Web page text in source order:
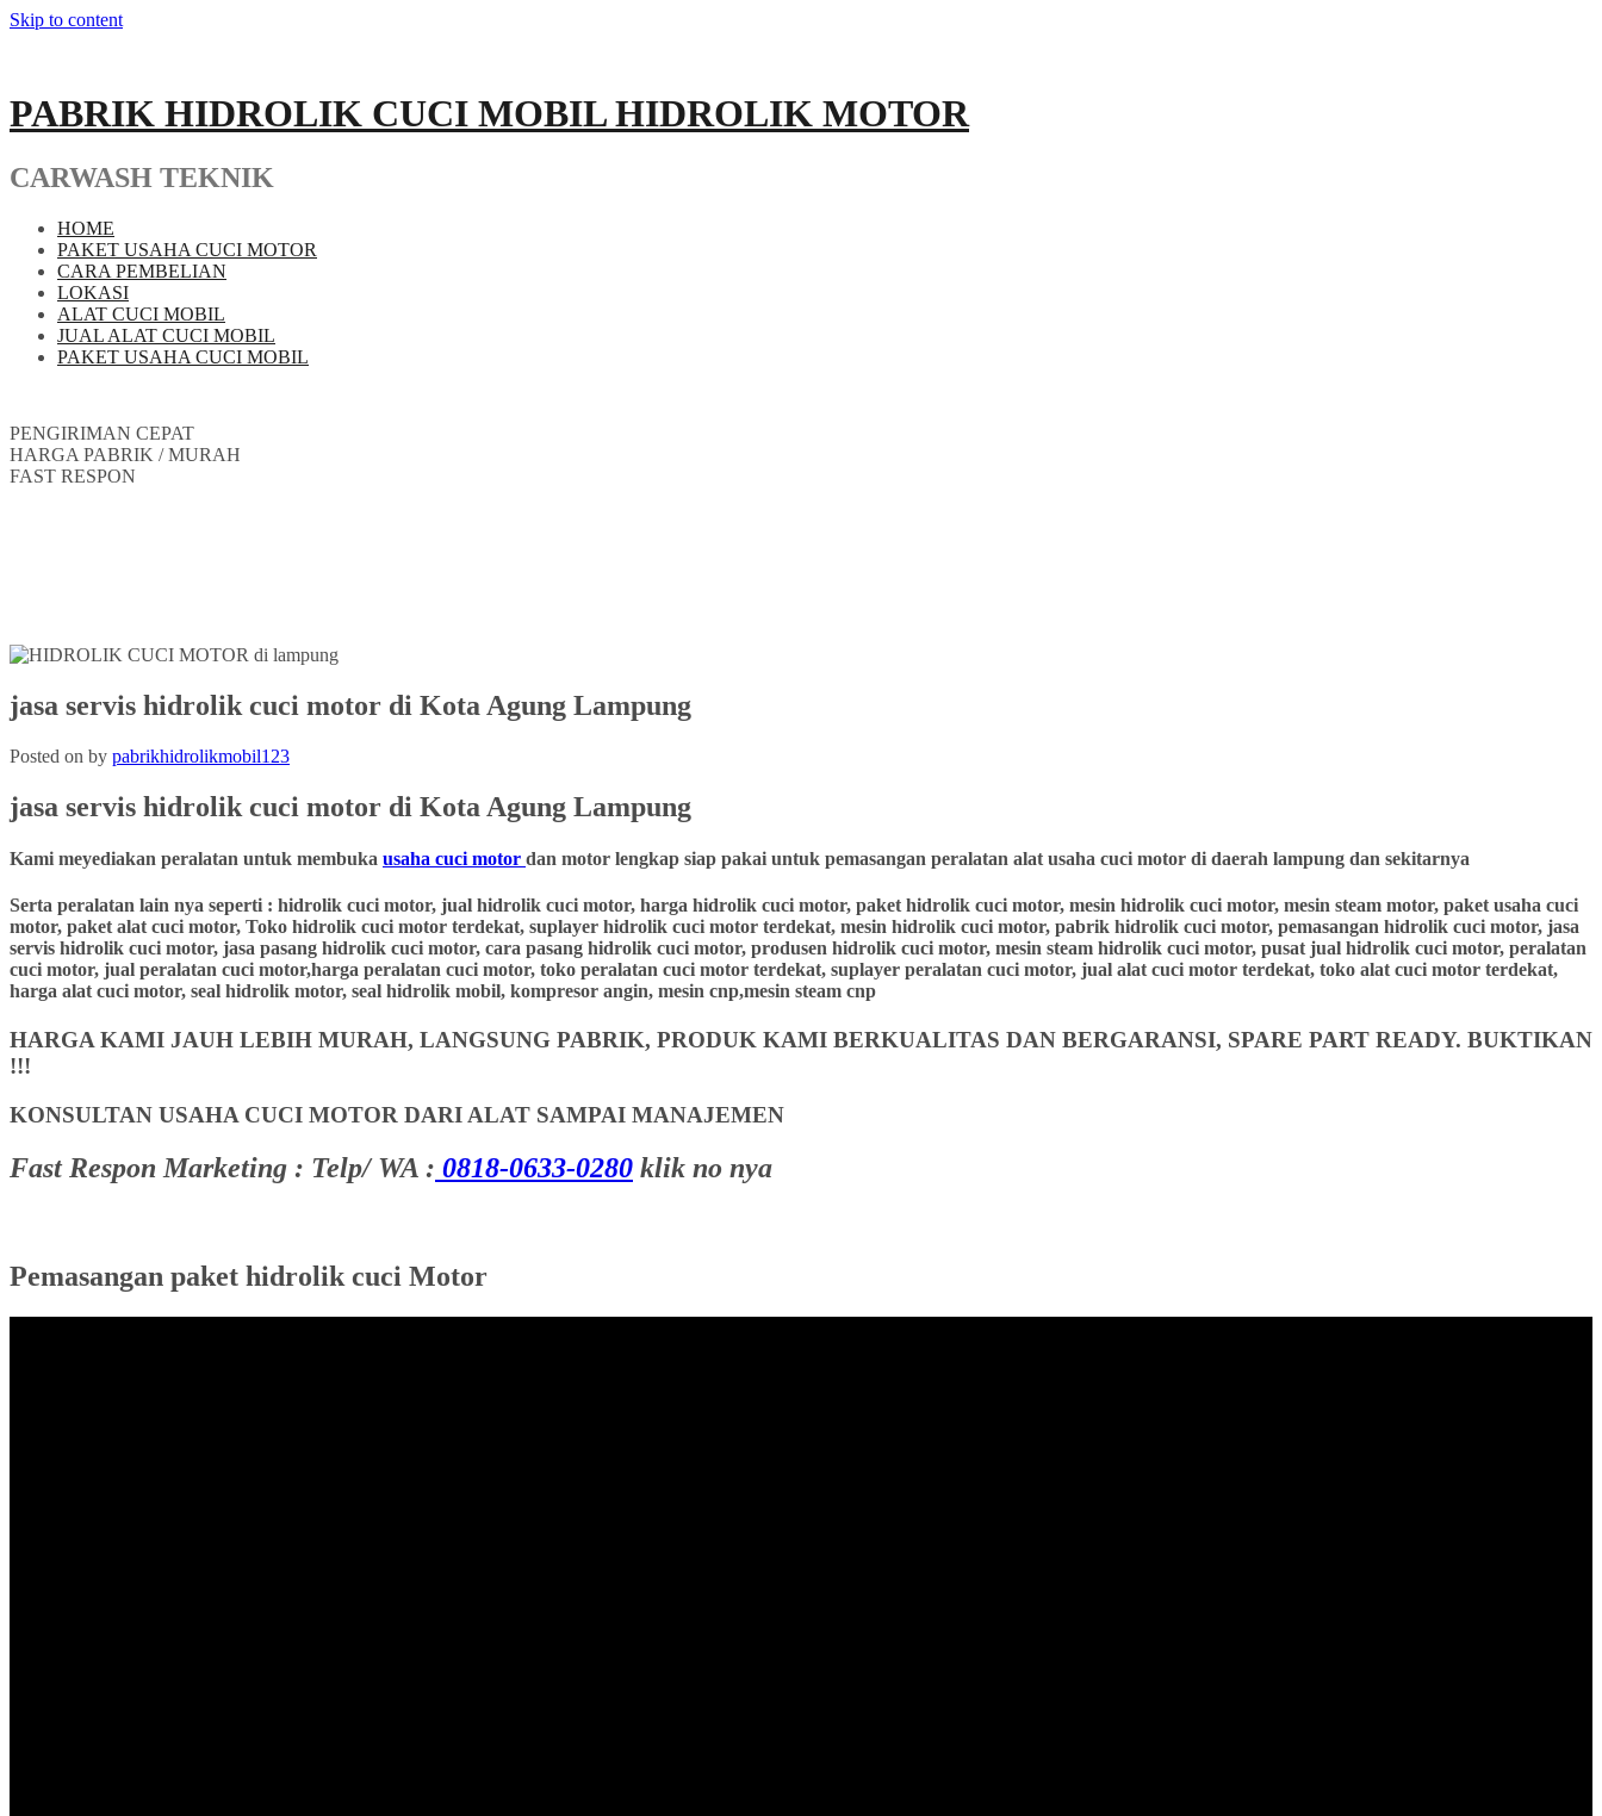
Skip to content
PABRIK HIDROLIK CUCI MOBIL HIDROLIK MOTOR
CARWASH TEKNIK
HOME
PAKET USAHA CUCI MOTOR
CARA PEMBELIAN
LOKASI
ALAT CUCI MOBIL
JUAL ALAT CUCI MOBIL
PAKET USAHA CUCI MOBIL
PENGIRIMAN CEPAT
HARGA PABRIK / MURAH
FAST RESPON
jasa servis hidrolik cuci motor di Kota Agung Lampung
Posted on by pabrikhidrolikmobil123
jasa servis hidrolik cuci motor di Kota Agung Lampung
Kami meyediakan peralatan untuk membuka usaha cuci motor dan motor lengkap siap pakai untuk pemasangan peralatan alat usaha cuci motor di daerah lampung dan sekitarnya
Serta peralatan lain nya seperti : hidrolik cuci motor, jual hidrolik cuci motor, harga hidrolik cuci motor, paket hidrolik cuci motor, mesin hidrolik cuci motor, mesin steam motor, paket usaha cuci
motor, paket alat cuci motor, Toko hidrolik cuci motor terdekat, suplayer hidrolik cuci motor terdekat, mesin hidrolik cuci motor, pabrik hidrolik cuci motor, pemasangan hidrolik cuci motor, jasa
servis hidrolik cuci motor, jasa pasang hidrolik cuci motor, cara pasang hidrolik cuci motor, produsen hidrolik cuci motor, mesin steam hidrolik cuci motor, pusat jual hidrolik cuci motor, peralatan
cuci motor, jual peralatan cuci motor,harga peralatan cuci motor, toko peralatan cuci motor terdekat, suplayer peralatan cuci motor, jual alat cuci motor terdekat, toko alat cuci motor terdekat,
harga alat cuci motor, seal hidrolik motor, seal hidrolik mobil, kompresor angin, mesin cnp,mesin steam cnp
HARGA KAMI JAUH LEBIH MURAH, LANGSUNG PABRIK, PRODUK KAMI BERKUALITAS DAN BERGARANSI, SPARE PART READY. BUKTIKAN
!!!
KONSULTAN USAHA CUCI MOTOR DARI ALAT SAMPAI MANAJEMEN
Fast Respon Marketing : Telp/ WA : 0818-0633-0280 klik no nya
Pemasangan paket hidrolik cuci Motor